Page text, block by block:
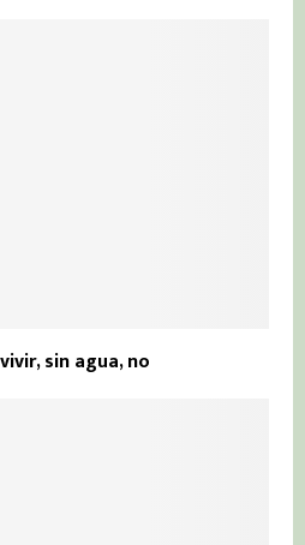
sin agua, no